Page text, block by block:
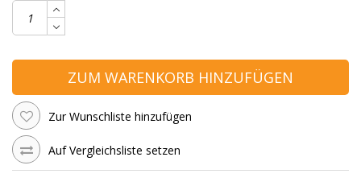
ZUM WARENKORB HINZUFÜGEN
Zur Wunschliste hinzufügen
Auf Vergleichsliste setzen